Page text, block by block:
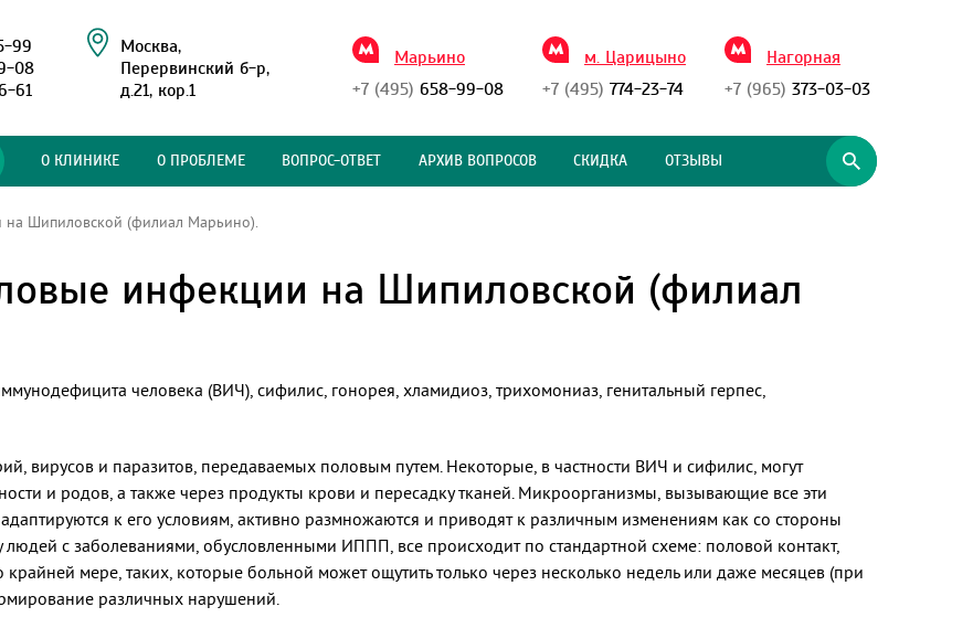
99
08
61
Москва,
Перервинский б-р,
д.21, кор.1
Марьино
+7 (495) 658-99-08
м. Царицыно
+7 (495) 774-23-74
Нагорная
+7 (965) 373-03-03
О КЛИНИКЕ О ПРОБЛЕМЕ ВОПРОС-ОТВЕТ АРХИВ ВОПРОСОВ СКИДКА ОТЗЫВЫ
на Шипиловской (филиал Марьино).
инфекции на Шипиловской (филиал
человека (ВИЧ), сифилис, гонорея, хламидиоз, трихомониаз, генитальный герпес,
вирусов и паразитов, передаваемых половым путем. Некоторые, в частности ВИЧ и сифилис, могут
и родов, а также через продукты крови и пересадку тканей. Микроорганизмы, вызывающие все эти
к его условиям, активно размножаются и приводят к различным изменениям как со стороны
с заболеваниями, обусловленными ИППП, все происходит по стандартной схеме: половой контакт,
мере, таких, которые больной может ощутить только через несколько недель или даже месяцев (при
различных нарушений.